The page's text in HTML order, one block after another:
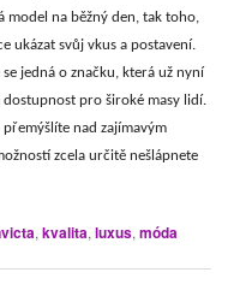
model na běžný den, tak toho,
ukázat svůj vkus a postavení.
jedná o značku, která už nyní
dostupnost pro široké masy lidí.
nad zajímavým
zcela určitě nešlápnete
,kvalita,luxus,móda